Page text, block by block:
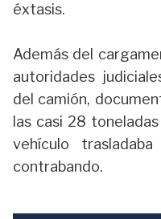
éxtasis.
Además del
autoridades
del camión,
las casi 28
vehículo
contrabando.